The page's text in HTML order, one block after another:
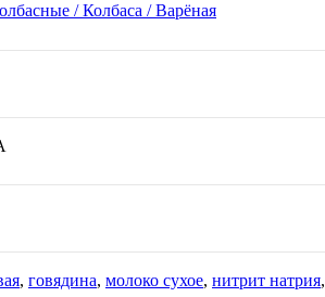
/ Колбаса / Варёная
, говядина, молоко сухое, нитрит натрия,